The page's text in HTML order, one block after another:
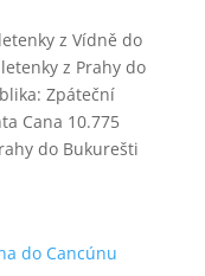
z Vídně do
z Prahy do
Zpáteční
Cana 10.775
do Bukurešti